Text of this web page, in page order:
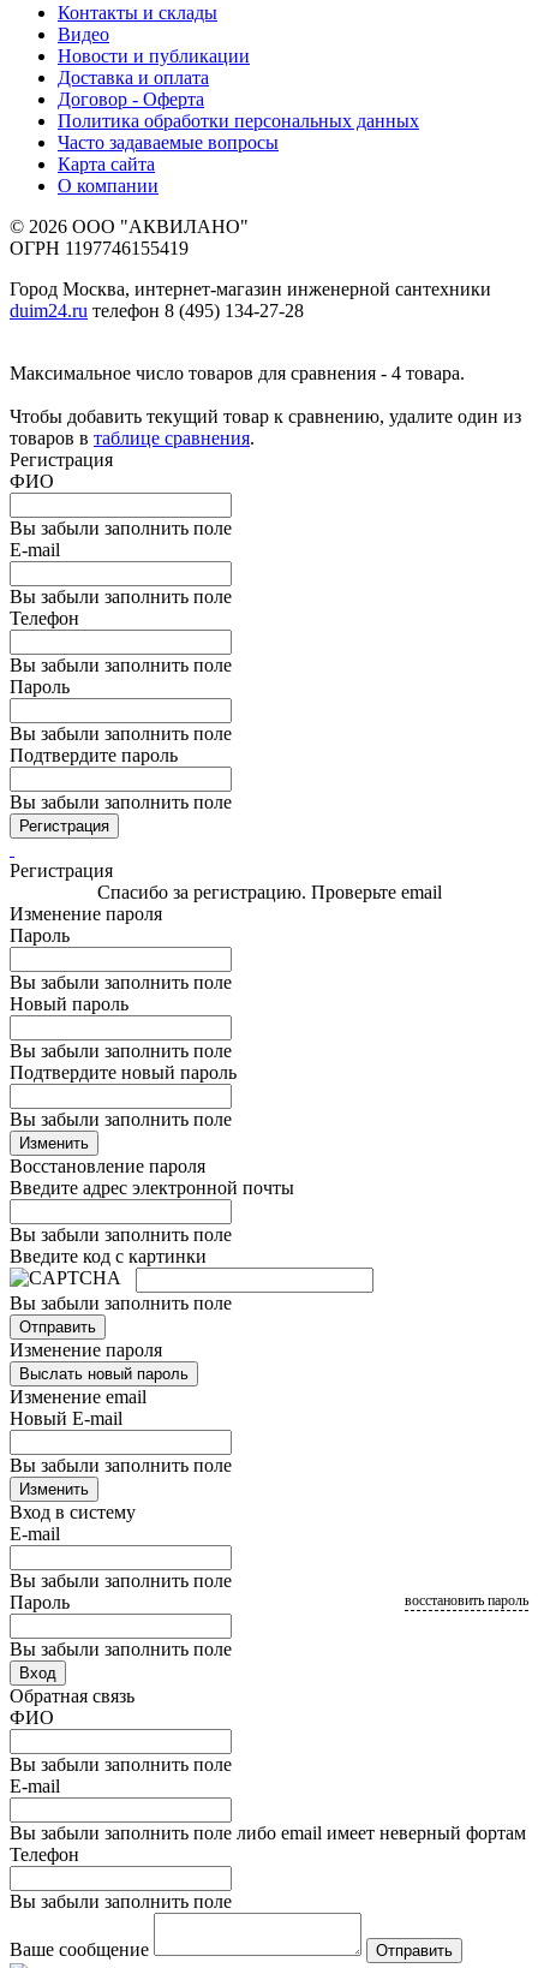
Контакты и склады
Видео
Новости и публикации
Доставка и оплата
Договор - Оферта
Политика обработки персональных данных
Часто задаваемые вопросы
Карта сайта
О компании
© 2026 ООО "АКВИЛАНО"
ОГРН 1197746155419
Город Москва, интернет-магазин инженерной сантехники
duim24.ru телефон 8 (495) 134-27-28
Максимальное число товаров для сравнения - 4 товара.
Чтобы добавить текущий товар к сравнению, удалите один из
товаров в таблице сравнения.
Регистрация
ФИО
Вы забыли заполнить поле
E-mail
Вы забыли заполнить поле
Телефон
Вы забыли заполнить поле
Пароль
Вы забыли заполнить поле
Подтвердите пароль
Вы забыли заполнить поле
Регистрация
Регистрация
Спасибо за регистрацию. Проверьте email
Изменение пароля
Пароль
Вы забыли заполнить поле
Новый пароль
Вы забыли заполнить поле
Подтвердите новый пароль
Вы забыли заполнить поле
Изменить
Восстановление пароля
Введите адрес электронной почты
Вы забыли заполнить поле
Введите код с картинки
Вы забыли заполнить поле
Отправить
Изменение пароля
Выслать новый пароль
Изменение email
Новый E-mail
Вы забыли заполнить поле
Изменить
Вход в систему
E-mail
Вы забыли заполнить поле
Пароль
Вы забыли заполнить поле
восстановить пароль
Вход
Обратная связь
ФИО
Вы забыли заполнить поле
E-mail
Вы забыли заполнить поле либо email имеет неверный фортам
Телефон
Вы забыли заполнить поле
Ваше сообщение Отправить